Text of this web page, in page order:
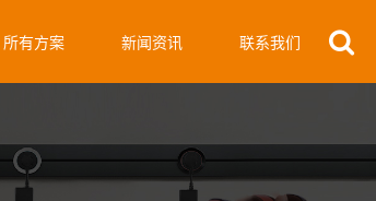
所有方案 新闻资讯 联系我们